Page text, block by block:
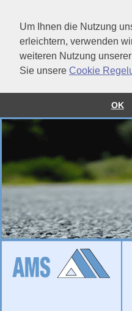
Um Ihnen die Nutzung
erleichtern, verwenden
weiteren Nutzung
Sie unsere Cookie
OK